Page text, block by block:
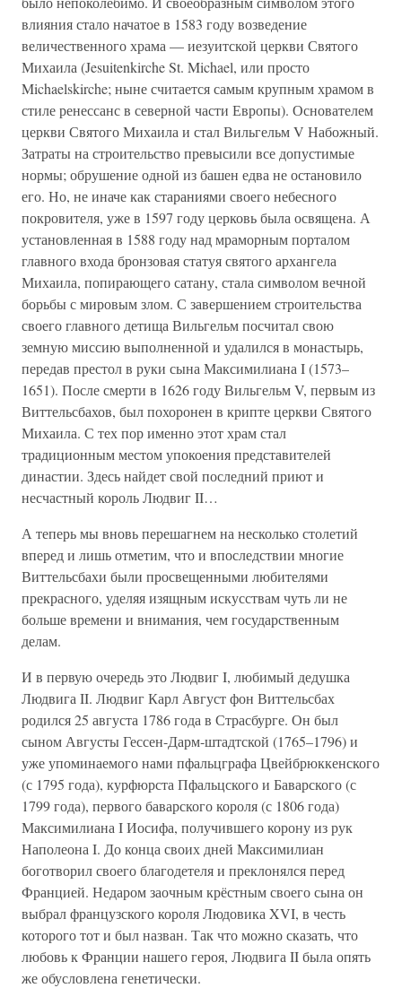
влияния стало начатое в 1583 году возведение
величественного храма — иезуитской церкви Святого
Михаила (Jesuitenkirche St. Michael, или просто
Michaelskirche; ныне считается самым крупным храмом в
стиле ренессанс в северной части Европы). Основателем
церкви Святого Михаила и стал Вильгельм V Набожный.
Затраты на строительство превысили все допустимые
нормы; обрушение одной из башен едва не остановило
его. Но, не иначе как стараниями своего небесного
покровителя, уже в 1597 году церковь была освящена. А
установленная в 1588 году над мраморным порталом
главного входа бронзовая статуя святого архангела
Михаила, попирающего сатану, стала символом вечной
борьбы с мировым злом. С завершением строительства
своего главного детища Вильгельм посчитал свою
земную миссию выполненной и удалился в монастырь,
передав престол в руки сына Максимилиана I (1573–
1651). После смерти в 1626 году Вильгельм V, первым из
Виттельсбахов, был похоронен в крипте церкви Святого
Михаила. С тех пор именно этот храм стал
традиционным местом упокоения представителей
династии. Здесь найдет свой последний приют и
несчастный король Людвиг II…
А теперь мы вновь перешагнем на несколько столетий
вперед и лишь отметим, что и впоследствии многие
Виттельсбахи были просвещенными любителями
прекрасного, уделяя изящным искусствам чуть ли не
больше времени и внимания, чем государственным
делам.
И в первую очередь это Людвиг I, любимый дедушка
Людвига II. Людвиг Карл Август фон Виттельсбах
родился 25 августа 1786 года в Страсбурге. Он был
сыном Августы Гессен-Дарм-штадтской (1765–1796) и
уже упоминаемого нами пфальцграфа Цвейбрюккенского
(с 1795 года), курфюрста Пфальцского и Баварского (с
1799 года), первого баварского короля (с 1806 года)
Максимилиана I Иосифа, получившего корону из рук
Наполеона I. До конца своих дней Максимилиан
боготворил своего благодетеля и преклонялся перед
Францией. Недаром заочным крёстным своего сына он
выбрал французского короля Людовика XVI, в честь
которого тот и был назван. Так что можно сказать, что
любовь к Франции нашего героя, Людвига II была опять
же обусловлена генетически.